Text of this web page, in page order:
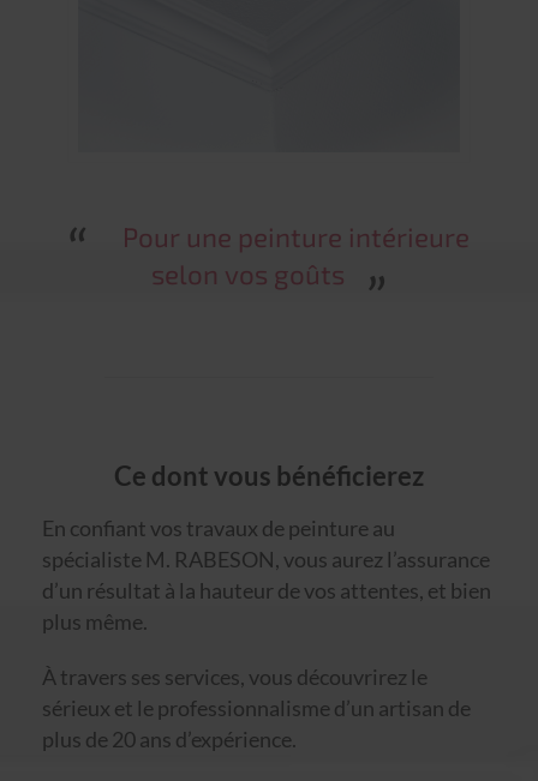
Pour une peinture intérieure
selon vos goûts
Ce dont vous bénéficierez
En confiant vos travaux de peinture au
spécialiste M. RABESON, vous aurez l’assurance
d’un résultat à la hauteur de vos attentes, et bien
plus même.
À travers ses services, vous découvrirez le
sérieux et le professionnalisme d’un artisan de
plus de 20 ans d’expérience.